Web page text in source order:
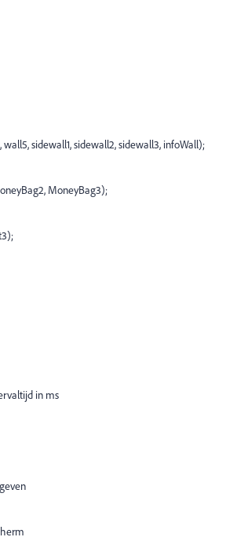
sidewall1, sidewall2, sidewall3, infoWall);
MoneyBag3);
in ms